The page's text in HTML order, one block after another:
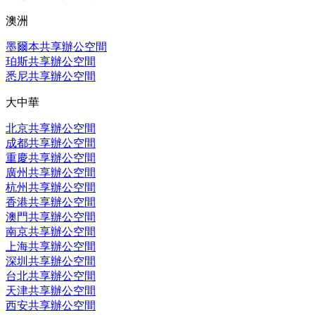
澳洲
墨爾本共享辦公空間
珀斯共享辦公空間
悉尼共享辦公空間
大中華
北京共享辦公空間
成都共享辦公空間
重慶共享辦公空間
廣州共享辦公空間
杭州共享辦公空間
香港共享辦公空間
澳門共享辦公空間
南京共享辦公空間
上海共享辦公空間
深圳共享辦公空間
台北共享辦公空間
天津共享辦公空間
西安共享辦公空間